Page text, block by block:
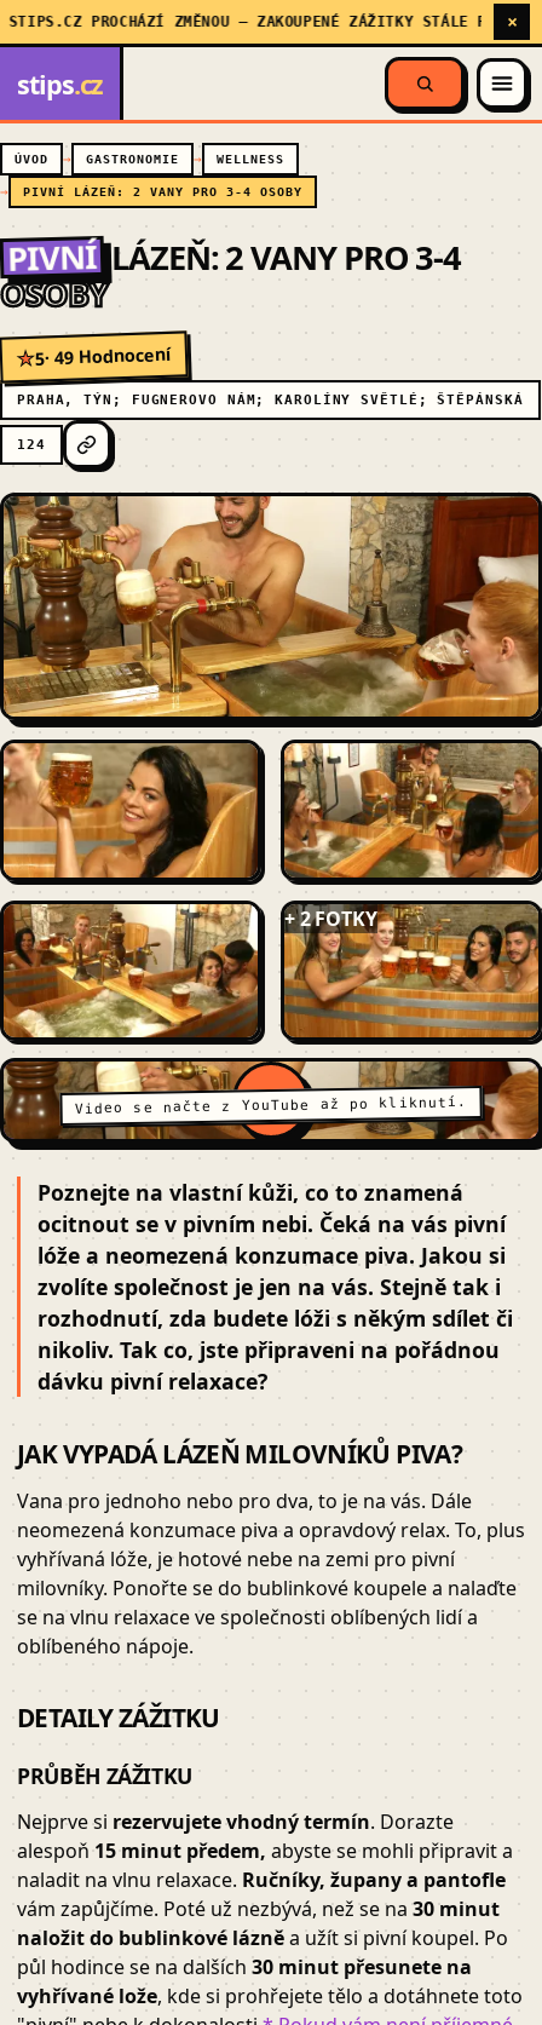
PROCHÁZÍ ZMĚNOU — ZAKOUPENÉ ZÁŽITKY STÁLE PLATÍ, MY
×
stips.cz
ÚVOD GASTRONOMIE WELLNESS
PIVNÍ LÁZEŇ: 2 VANY PRO 3-4 OSOBY
PIVNÍLÁZEŇ: 2 VANY PRO 3-4
OSOBY
★5· 49 Hodnocení
PRAHA, TÝN; FUGNEROVO NÁM; KAROLÍNY SVĚTLÉ; ŠTĚPÁNSKÁ
124
+ 2 FOTKY
Video se načte z YouTube až po kliknutí.
Poznejte na vlastní kůži, co to znamená
ocitnout se v pivním nebi. Čeká na vás pivní
lóže a neomezená konzumace piva. Jakou si
zvolíte společnost je jen na vás. Stejně tak i
rozhodnutí, zda budete lóži s někým sdílet či
nikoliv. Tak co, jste připraveni na pořádnou
dávku pivní relaxace?
JAK VYPADÁ LÁZEŇ MILOVNÍKŮ PIVA?
Vana pro jednoho nebo pro dva, to je na vás. Dále
neomezená konzumace piva a opravdový relax. To, plus
vyhřívaná lóže, je hotové nebe na zemi pro pivní
milovníky. Ponořte se do bublinkové koupele a nalaďte
se na vlnu relaxace ve společnosti oblíbených lidí a
oblíbeného nápoje.
DETAILY ZÁŽITKU
PRŮBĚH ZÁŽITKU
Nejprve si rezervujete vhodný termín. Dorazte
alespoň15 minut předem, abyste se mohli připravit a
naladit na vlnu relaxace. Ručníky, župany a pantofle
vám zapůjčíme. Poté už nezbývá, než se na30 minut
naložit do bublinkové lázněa užít si pivní koupel. Po
půl hodince se na dalších 30 minut přesunete na
vyhřívané lože, kde si prohřejete tělo a dotáhnete toto